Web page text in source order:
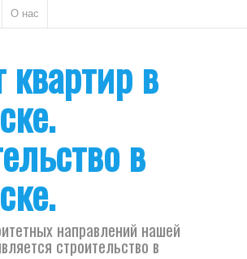
О нас
квартир в
в
направлений нашей
строительство в